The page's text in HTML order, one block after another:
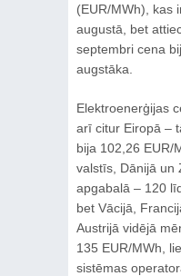
(EUR/MWh), kas
augustā, bet
septembri cena
augstāka.
Elektroenerģijas
arī citur Eiropā –
bija 102,26 EUR/
valstīs, Dānijā un
apgabalā – 120
bet Vācijā,
Austrijā vidējā
135 EUR/MWh,
sistēmas